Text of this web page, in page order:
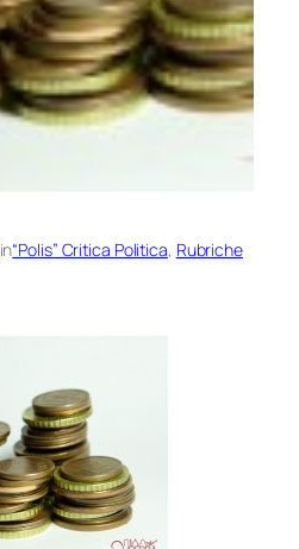
in“Polis” Critica Politica, Rubriche